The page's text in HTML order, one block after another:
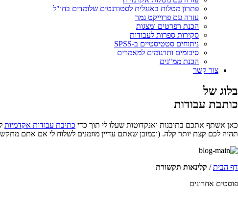
פתרון מטלות באנגלית לסטודנטים שלומדים בחו"ל
עזרה עם פרוייקט גמר
הכנת רפרטים ומצגות
סקירות ספרות לעבודות
ניתוחים סטטיסטיים ב-SPSS
סיכומים ותרגומים למאמרים
הכנת ממ"נים
צור קשר
בלוג של
כותבת עבודות
כאן אשתף אתכם בתובנות ואנקדוטות שעלו לי תוך כדי כתיבת עבודות אקדמיות
תהיה לכם קצת יותר קלה. (וכמובן שאתם עדיין מוזמנים לשלוח לי אם אתם
דף הבית/ קלינאות תקשורת
פוסטים אחרונים